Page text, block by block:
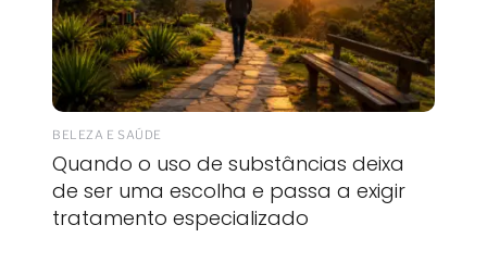
BELEZA E SAÚDE
Quando o uso de substâncias deixa
de ser uma escolha e passa a exigir
tratamento especializado